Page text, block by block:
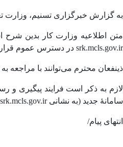
به گزارش خبرگزاری تسنیم، وزارت
متن اطلاعیه وزارت کار بدین شرح
srk.mcls.gov.ir در دسترس عموم قرار دارد.
ذینفعان محترم می‌توانند با
سامانۀ جدید (به نشانی srk.mcls.gov.ir) اطلاع‌رسانی می‌شود.”
انتهای پیام/